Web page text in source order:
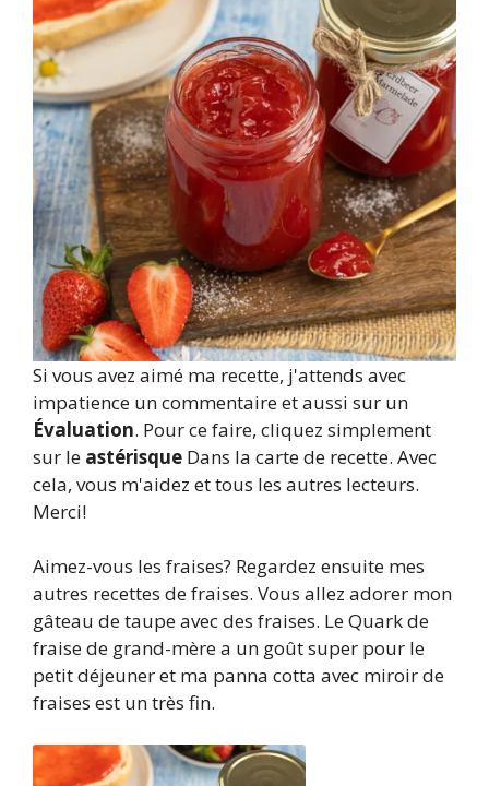
Si vous avez aimé ma recette, j'attends avec
impatience un commentaire et aussi sur un
Évaluation. Pour ce faire, cliquez simplement
sur le astérisque Dans la carte de recette. Avec
cela, vous m'aidez et tous les autres lecteurs.
Merci!
Aimez-vous les fraises? Regardez ensuite mes
autres recettes de fraises. Vous allez adorer mon
gâteau de taupe avec des fraises. Le Quark de
fraise de grand-mère a un goût super pour le
petit déjeuner et ma panna cotta avec miroir de
fraises est un très fin.